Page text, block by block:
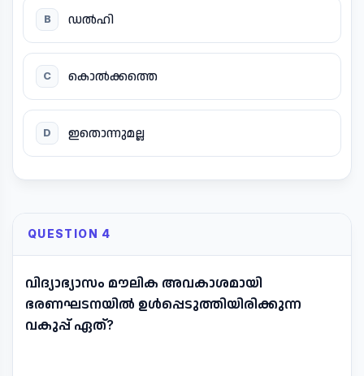
B ഡൽഹി
C കൊൽക്കത്തെ
D ഇതൊന്നുമല്ല
QUESTION 4
വിദ്യാഭ്യാസം മൗലിക അവകാശമായി
ഭരണഘടനയിൽ ഉൾപ്പെടുത്തിയിരിക്കുന്ന
വകുപ്പ് ഏത്?